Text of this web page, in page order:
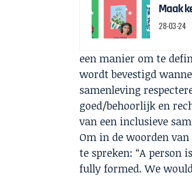
Maak
28-03-24
een manier om te
wordt bevestigd
samenleving
goed/behoorlijk en
van een inclusieve
Om in de woorden
te spreken: “A person
fully formed. We